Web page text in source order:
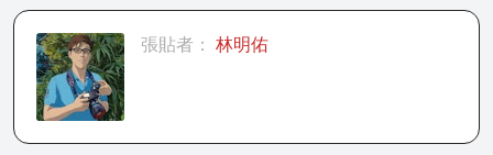
張貼者： 林明佑